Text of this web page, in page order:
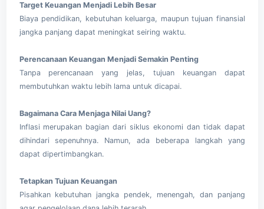
Target Keuangan Menjadi Lebih Besar
Biaya pendidikan, kebutuhan keluarga, maupun tujuan finansial
jangka panjang dapat meningkat seiring waktu.
Perencanaan Keuangan Menjadi Semakin Penting
Tanpa perencanaan yang jelas, tujuan keuangan dapat
membutuhkan waktu lebih lama untuk dicapai.
Bagaimana Cara Menjaga Nilai Uang?
Inflasi merupakan bagian dari siklus ekonomi dan tidak dapat
dihindari sepenuhnya. Namun, ada beberapa langkah yang
dapat dipertimbangkan.
Tetapkan Tujuan Keuangan
Pisahkan kebutuhan jangka pendek, menengah, dan panjang